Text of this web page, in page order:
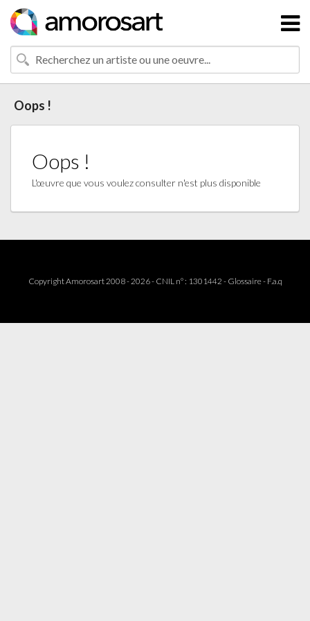
Oops !
Oops !
L'œuvre que vous voulez consulter n'est plus disponible
Copyright Amorosart 2008 - 2026 - CNIL n° : 1301442 - Glossaire- F.a.q